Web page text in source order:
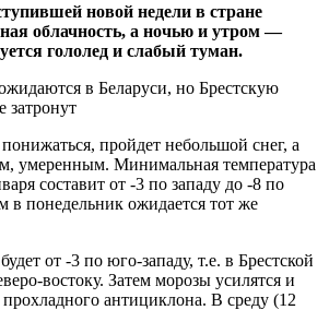
новой недели в стране
облачность, а ночью и утром —
гололед и слабый туман.
пройдет небольшой снег, а
умеренным. Минимальная температура
составит от -3 по западу до -8 по
в понедельник ожидается тот же
от -3 по юго-западу, т.е. в Брестской
востоку. Затем морозы усилятся и
антициклона. В среду (12